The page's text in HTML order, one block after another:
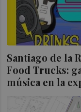
Santiago de la
Food Trucks:
música en la